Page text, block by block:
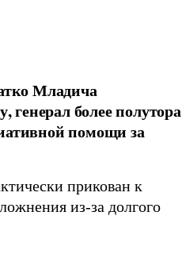
Младича
более полутора
помощи за
прикован к
из-за долгого